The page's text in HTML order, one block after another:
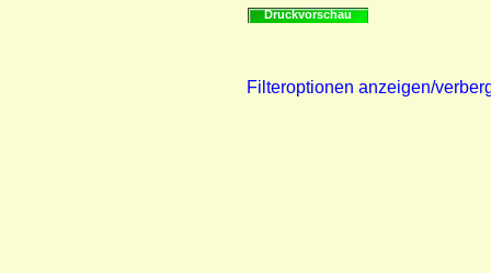
Druckvorschau
Filteroptionen anzeigen/